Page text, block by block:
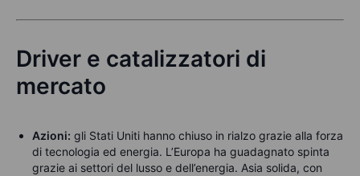
Driver e catalizzatori di
mercato
Azioni: gli Stati Uniti hanno chiuso in rialzo grazie alla forza
di tecnologia ed energia. L’Europa ha guadagnato spinta
grazie ai settori del lusso e dell’energia. Asia solida, con